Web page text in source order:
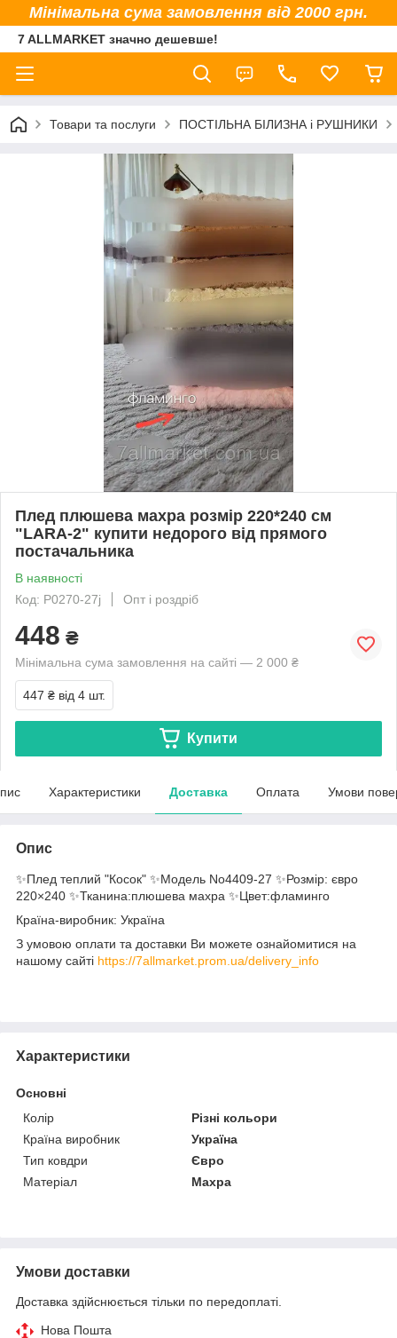
Мінімальна сума замовлення від 2000 грн.
7 ALLMARKET значно дешевше!
Товари та послуги ПОСТІЛЬНА БІЛИЗНА і РУШНИКИ
Плед плюшева махра розмір 220*240 см
"LARA-2" купити недорого від прямого
постачальника
В наявності
Код: P0270-27j
Опт і роздріб
448 ₴
Мінімальна сума замовлення на сайті — 2 000 ₴
447 ₴ від 4 шт.
Купити
Характеристики Доставка Оплата Умови
Опис
✨Плед теплий "Косок" ✨Модель No4409-27 ✨Розмір: євро
220×240 ✨Тканина:плюшева махра ✨Цвет:фламинго
Країна-виробник: Україна
З умовою оплати та доставки Ви можете ознайомитися на
нашому сайті https://7allmarket.prom.ua/delivery_info
Характеристики
Основні
Колір
Різні кольори
Країна виробник
Україна
Тип ковдри
Євро
Матеріал
Махра
Умови доставки
Доставка здійснюється тільки по передоплаті.
Нова Пошта